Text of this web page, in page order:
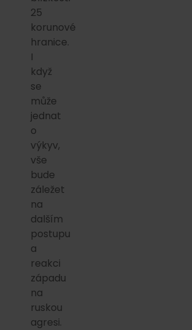
25
korunové
hranice.
I
když
se
může
jednat
o
výkyv,
vše
bude
záležet
na
dalším
postupu
a
reakci
západu
na
ruskou
agresi.